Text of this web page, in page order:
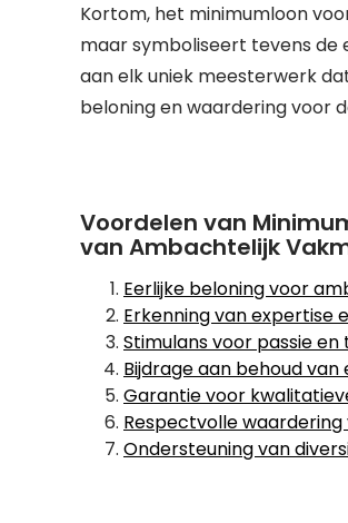
Kortom, het minimumloon
maar symboliseert tevens
aan elk uniek meesterwerk
beloning en waardering voor
Voordelen van
van Ambachtelijk
Eerlijke beloning voor
Erkenning van expertise
Stimulans voor passie
Bijdrage aan behoud
Garantie voor
Respectvolle
Ondersteuning van